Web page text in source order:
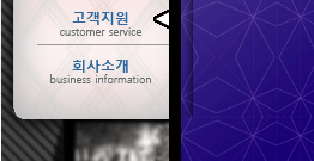
ㆍ 공지사항
ㆍ 자주묻는질문
ㆍ 온라인1:1문의
ㆍ 제작신청